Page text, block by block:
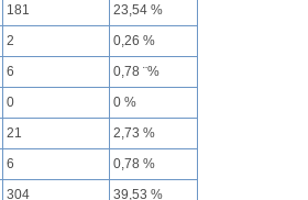
181
23,54 %
2
0,26 %
6
0,78 ¨%
0
0 %
21
2,73 %
6
0,78 %
304 39,53 %